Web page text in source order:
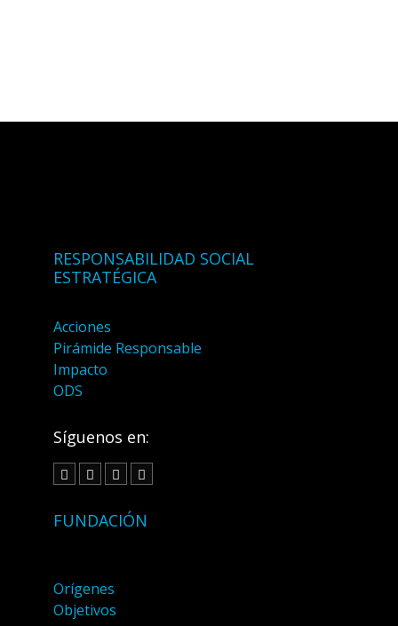
RESPONSABILIDAD SOCIAL
ESTRATÉGICA
Acciones
Pirámide Responsable
Impacto
ODS
Síguenos en:
FUNDACIÓN
Orígenes
Objetivos